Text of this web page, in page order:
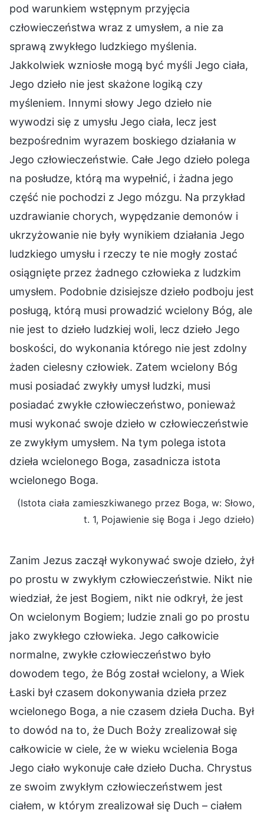
pod warunkiem wstępnym przyjęcia
człowieczeństwa wraz z umysłem, a nie za
sprawą zwykłego ludzkiego myślenia.
Jakkolwiek wzniosłe mogą być myśli Jego ciała,
Jego dzieło nie jest skażone logiką czy
myśleniem. Innymi słowy Jego dzieło nie
wywodzi się z umysłu Jego ciała, lecz jest
bezpośrednim wyrazem boskiego działania w
Jego człowieczeństwie. Całe Jego dzieło polega
na posłudze, którą ma wypełnić, i żadna jego
część nie pochodzi z Jego mózgu. Na przykład
uzdrawianie chorych, wypędzanie demonów i
ukrzyżowanie nie były wynikiem działania Jego
ludzkiego umysłu i rzeczy te nie mogły zostać
osiągnięte przez żadnego człowieka z ludzkim
umysłem. Podobnie dzisiejsze dzieło podboju jest
posługą, którą musi prowadzić wcielony Bóg, ale
nie jest to dzieło ludzkiej woli, lecz dzieło Jego
boskości, do wykonania którego nie jest zdolny
żaden cielesny człowiek. Zatem wcielony Bóg
musi posiadać zwykły umysł ludzki, musi
posiadać zwykłe człowieczeństwo, ponieważ
musi wykonać swoje dzieło w człowieczeństwie
ze zwykłym umysłem. Na tym polega istota
dzieła wcielonego Boga, zasadnicza istota
wcielonego Boga.
(Istota ciała zamieszkiwanego przez Boga, w: Słowo,
t. 1, Pojawienie się Boga i Jego dzieło)
Zanim Jezus zaczął wykonywać swoje dzieło, żył
po prostu w zwykłym człowieczeństwie. Nikt nie
wiedział, że jest Bogiem, nikt nie odkrył, że jest
On wcielonym Bogiem; ludzie znali go po prostu
jako zwykłego człowieka. Jego całkowicie
normalne, zwykłe człowieczeństwo było
dowodem tego, że Bóg został wcielony, a Wiek
Łaski był czasem dokonywania dzieła przez
wcielonego Boga, a nie czasem dzieła Ducha. Był
to dowód na to, że Duch Boży zrealizował się
całkowicie w ciele, że w wieku wcielenia Boga
Jego ciało wykonuje całe dzieło Ducha. Chrystus
ze swoim zwykłym człowieczeństwem jest
ciałem, w którym zrealizował się Duch – ciałem